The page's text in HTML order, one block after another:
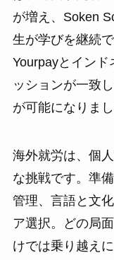
が増え、Soken
生が学びを継続
Yourpayとインド
ッションが一致
が可能になりまし
海外就労は、個
な挑戦です。準
管理、言語と文
ア選択。どの局
けでは乗り越え